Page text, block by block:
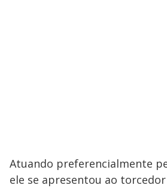
Atuando preferencialmente
ele se apresentou ao